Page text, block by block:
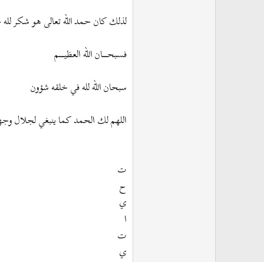
لذلك كان حمد الله تعالى هو شكر
فسبحــــــــان الله العظيـــــــــم
سبحان الله لله في خلقه شؤون
اللهم لك الحمد كما ينبغي لجلال
ت
ح
ي
ا
ت
ي